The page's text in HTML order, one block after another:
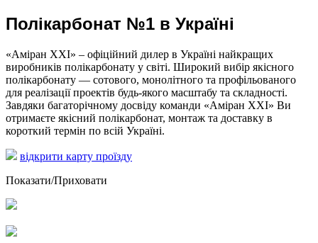
Полікарбонат №1 в Україні
«Аміран XXI» – офіційний дилер в Україні найкращих
виробників полікарбонату у світі. Широкий вибір якісного
полікарбонату — сотового, монолітного та профільованого
для реалізації проектів будь-якого масштабу та складності.
Завдяки багаторічному досвіду команди «Аміран XXI» Ви
отримаєте якісний полікарбонат, монтаж та доставку в
короткий термін по всій Україні.
відкрити карту проїзду
Показати/Приховати